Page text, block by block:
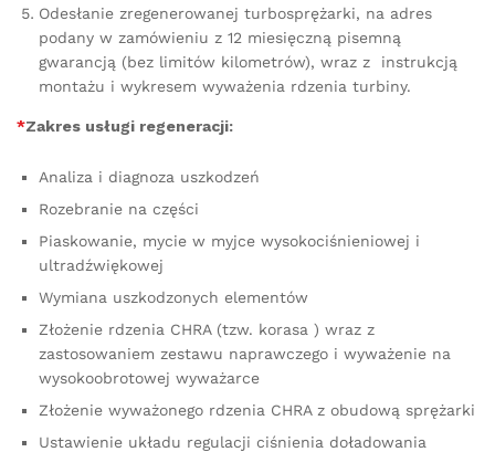
Odesłanie zregenerowanej turbosprężarki, na adres
podany w zamówieniu z 12 miesięczną pisemną
gwarancją (bez limitów kilometrów), wraz z instrukcją
montażu i wykresem wyważenia rdzenia turbiny.
*Zakres usługi regeneracji:
Analiza i diagnoza uszkodzeń
Rozebranie na części
Piaskowanie, mycie w myjce wysokociśnieniowej i
ultradźwiękowej
Wymiana uszkodzonych elementów
Złożenie rdzenia CHRA (tzw. korasa ) wraz z
zastosowaniem zestawu naprawczego i wyważenie na
wysokoobrotowej wyważarce
Złożenie wyważonego rdzenia CHRA z obudową sprężarki
Ustawienie układu regulacji ciśnienia doładowania